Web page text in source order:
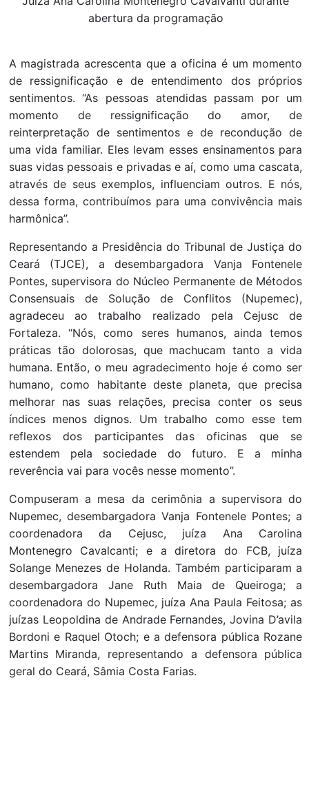
abertura da programação
A magistrada acrescenta que a oficina é um momento
de ressignificação e de entendimento dos próprios
sentimentos. “As pessoas atendidas passam por um
momento de ressignificação do amor, de
reinterpretação de sentimentos e de recondução de
uma vida familiar. Eles levam esses ensinamentos para
suas vidas pessoais e privadas e aí, como uma cascata,
através de seus exemplos, influenciam outros. E nós,
dessa forma, contribuímos para uma convivência mais
harmônica”.
Representando a Presidência do Tribunal de Justiça do
Ceará (TJCE), a desembargadora Vanja Fontenele
Pontes, supervisora do Núcleo Permanente de Métodos
Consensuais de Solução de Conflitos (Nupemec),
agradeceu ao trabalho realizado pela Cejusc de
Fortaleza. “Nós, como seres humanos, ainda temos
práticas tão dolorosas, que machucam tanto a vida
humana. Então, o meu agradecimento hoje é como ser
humano, como habitante deste planeta, que precisa
melhorar nas suas relações, precisa conter os seus
índices menos dignos. Um trabalho como esse tem
reflexos dos participantes das oficinas que se
estendem pela sociedade do futuro. E a minha
reverência vai para vocês nesse momento”.
Compuseram a mesa da cerimônia a supervisora do
Nupemec, desembargadora Vanja Fontenele Pontes; a
coordenadora da Cejusc, juíza Ana Carolina
Montenegro Cavalcanti; e a diretora do FCB, juíza
Solange Menezes de Holanda. Também participaram a
desembargadora Jane Ruth Maia de Queiroga; a
coordenadora do Nupemec, juíza Ana Paula Feitosa; as
juízas Leopoldina de Andrade Fernandes, Jovina D’avila
Bordoni e Raquel Otoch; e a defensora pública Rozane
Martins Miranda, representando a defensora pública
geral do Ceará, Sâmia Costa Farias.